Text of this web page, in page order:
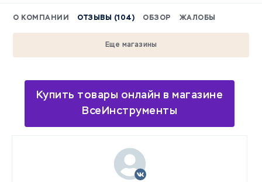
О КОМПАНИИ ОТЗЫВЫ (104) ОБЗОР ЖАЛОБЫ
Еще магазины
Купить товары онлайн в магазине
ВсеИнструменты